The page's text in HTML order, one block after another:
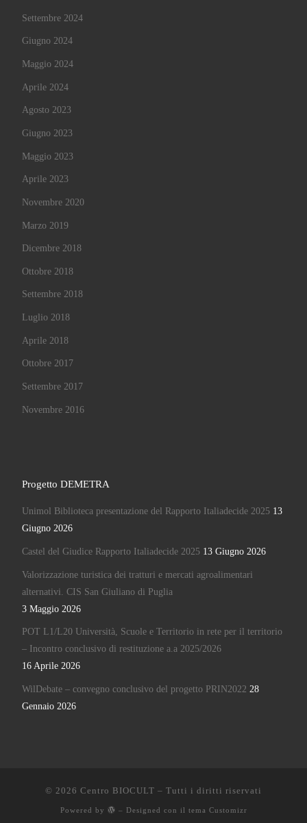
Settembre 2024
Giugno 2024
Maggio 2024
Aprile 2024
Agosto 2023
Giugno 2023
Maggio 2023
Aprile 2023
Novembre 2020
Marzo 2019
Dicembre 2018
Ottobre 2018
Settembre 2018
Luglio 2018
Aprile 2018
Ottobre 2017
Settembre 2017
Novembre 2016
Progetto DEMETRA
Unimol Biblioteca presentazione del Rapporto Italiadecide 2025 13
Giugno 2026
Castel del Giudice Rapporto Italiadecide 2025 13 Giugno 2026
Valorizzazione turistica dei tratturi e mercati agroalimentari
alternativi. CIS San Giuliano di Puglia
3 Maggio 2026
POT L1/L20 Università, Scuole e Territorio in rete per il territorio
– Incontro conclusivo di restituzione a.a 2025/2026
16 Aprile 2026
WilDebate – convegno conclusivo del progetto PRIN2022 28
Gennaio 2026
© 2026 Centro BIOCULT – Tutti i diritti riservati
Powered by – Designed con il tema Customizr